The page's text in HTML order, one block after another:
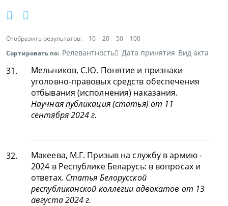
Отобразить результатов: 10 20 50
100
Сортировать по: Релевантность Дата принятия Вид акта
31.
Мельников, С.Ю. Понятие и признаки
уголовно-правовых средств обеспечения
отбывания (исполнения) наказания.
Научная публикация (статья) от 11
сентября 2024 г.
32.
Макеева, М.Г. Призыв на службу в армию -
2024 в Республике Беларусь: в вопросах и
ответах. Статья Белорусской
республиканской коллегии адвокатов от 13
августа 2024 г.